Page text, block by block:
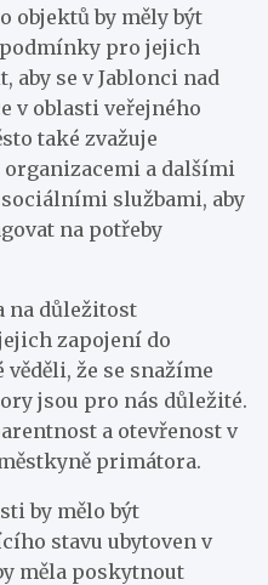
objektů by měly být
pro jejich
aby se v Jablonci nad
v oblasti veřejného
také zvažuje
a dalšími
službami, aby
na potřeby
na důležitost
zapojení do
věděli, že se snažíme
jsou pro nás důležité.
a otevřenost v
primátora.
by mělo být
stavu ubytoven v
měla poskytnout